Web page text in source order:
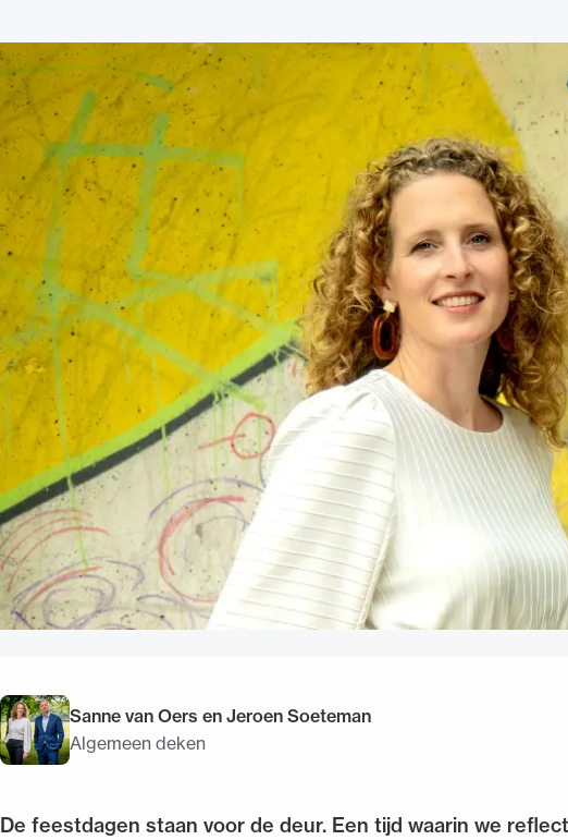
Sanne van Oers en Jeroen Soeteman
Algemeen deken
De feestdagen staan voor de deur. Een tijd waarin we
Alle wet- en regelgeving voor de
Advocatenwet tot de Verordening op
(Voda) en de Regeling op de